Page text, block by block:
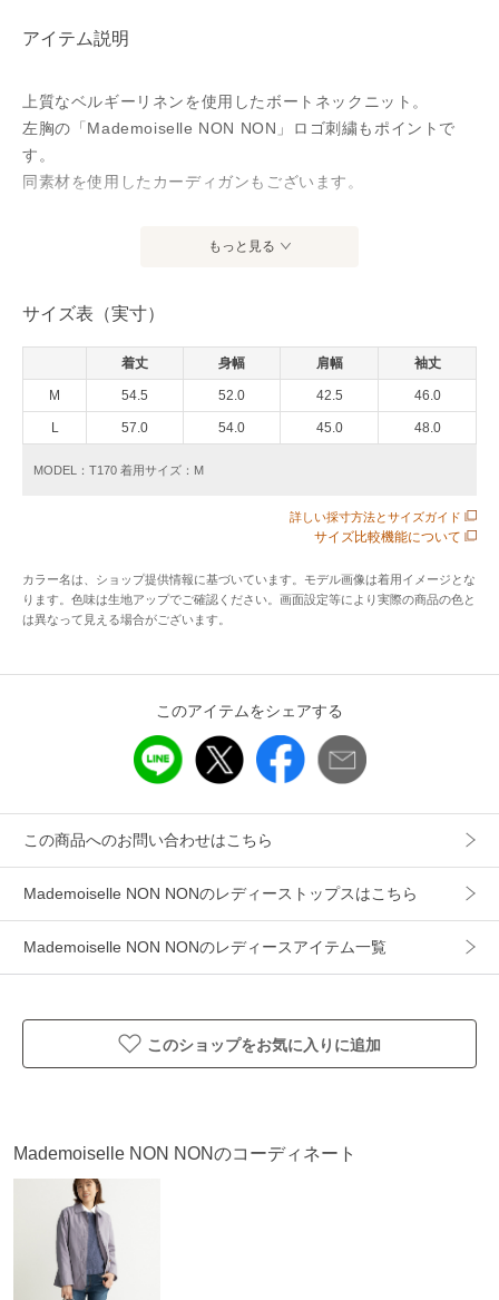
アイテム説明
上質なベルギーリネンを使用したボートネックニット。
左胸の「Mademoiselle NON NON」ロゴ刺繍もポイントで
す。
同素材を使用したカーディガンもございます。
んで常に良質な原料が収穫され､最高品質の亜麻糸を産出する
これがリネンの持つ綿に近いしなやかな風合いの元となって
います｡さらにその中でも、良質な環境で育てられたベルギー
リネンは滑り感と柔らかさが特徴です｡
※ボートネック
アイテム情報
D0351KSW006
レディース
トップス ニット・セーター
製造国 詳細は下記よりお問い合わせください
もっと見る
サイズ表（実寸）
着丈 身幅 肩幅 袖丈
M 54.5 52.0 42.5 46.0
L 57.0 54.0 45.0 48.0
MODEL：T170 着用サイズ：M
詳しい採寸方法とサイズガイド
サイズ比較機能について
カラー名は、ショップ提供情報に基づいています。モデル画像は着用イメージとな
ります。色味は生地アップでご確認ください。画面設定等により実際の商品の色と
は異なって見える場合がございます。
このアイテムをシェアする
この商品へのお問い合わせはこちら
Mademoiselle NON NONのレディーストップスはこちら
Mademoiselle NON NONのレディースアイテム一覧
このショップをお気に入りに追加
Mademoiselle NON NONのコーディネート